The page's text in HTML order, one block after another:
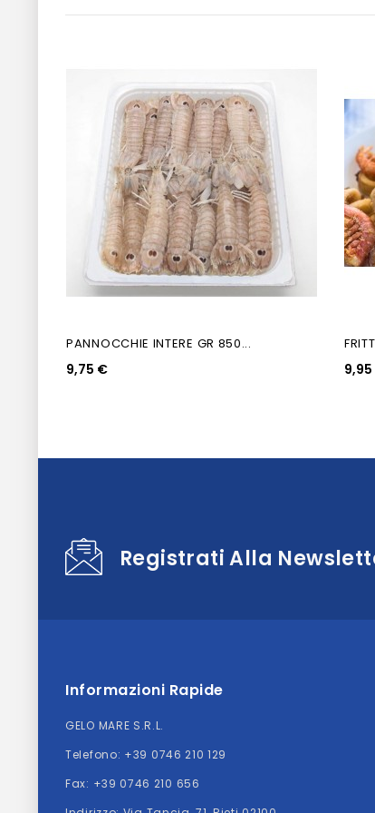
PANNOCCHIE INTERE GR 850...
9,75 €
Registrati Alla
Informazioni Rapide
GELO MARE S.R.L.
Telefono: +39 0746 210 129
Fax: +39 0746 210 656